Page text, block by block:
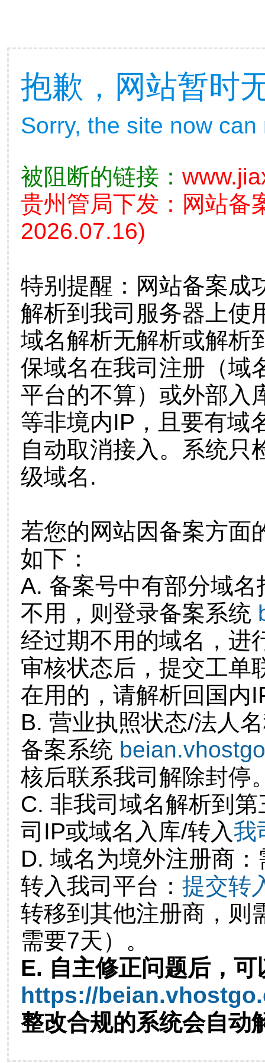
抱歉，网站暂时
Sorry, the site now
被阻断的链接：
贵州管局下发：网站备
2026.07.16)
特别提醒：网站备案成
解析到我司服务器上使
域名解析无解析或解析
保域名在我司注册（域
平台的不算）或外部入
等非境内IP，且要有域
自动取消接入。系统只
级域名.
若您的网站因备案方面
如下：
A. 备案号中有部分域
不用，则登录备案系统
经过期不用的域名，进
审核状态后，提交工单
在用的，请解析回国内
B. 营业执照状态/法人
备案系统
核后联系我司解除封停
C. 非我司域名解析到
司IP或域名入库/转入我
D. 域名为境外注册商
转入我司平台： 提交转
转移到其他注册商，则
需要7天）。
E. 自主修正问题后，可
https://
整改合规的系统会自动